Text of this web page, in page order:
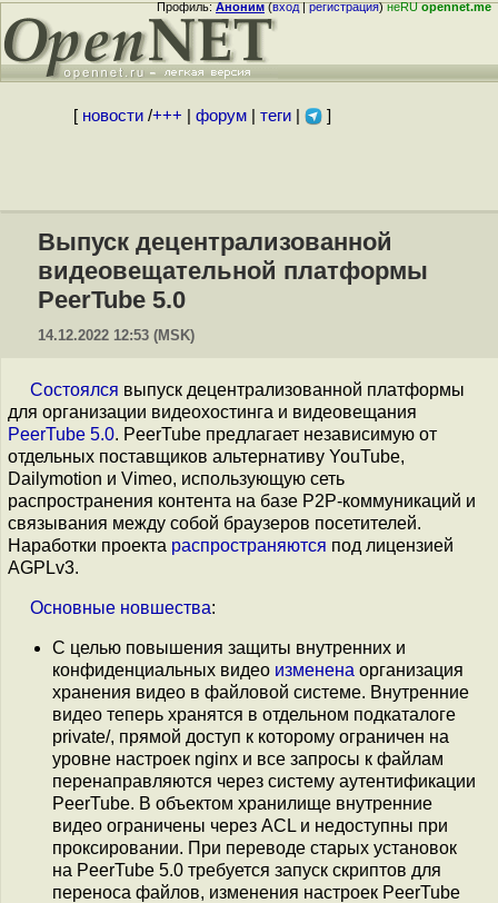
Профиль:Аноним(вход|регистрация)неRUopennet.me
[ новости/+++ форум| теги| ]
Выпуск децентрализованной
видеовещательной платформы
PeerTube 5.0
14.12.2022 12:53 (MSK)
Состоялся выпуск децентрализованной платформы
для организации видеохостинга и видеовещания
PeerTube 5.0. PeerTube предлагает независимую от
отдельных поставщиков альтернативу YouTube,
Dailymotion и Vimeo, использующую сеть
распространения контента на базе P2P-коммуникаций и
связывания между собой браузеров посетителей.
Наработки проекта распространяются под лицензией
AGPLv3.
Основные новшества:
С целью повышения защиты внутренних и
конфиденциальных видео изменена организация
хранения видео в файловой системе. Внутренние
видео теперь хранятся в отдельном подкаталоге
private/, прямой доступ к которому ограничен на
уровне настроек nginx и все запросы к файлам
перенаправляются через систему аутентификации
PeerTube. В объектом хранилище внутренние
видео ограничены через ACL и недоступны при
проксировании. При переводе старых установок
на PeerTube 5.0 требуется запуск скриптов для
переноса файлов, изменения настроек PeerTube